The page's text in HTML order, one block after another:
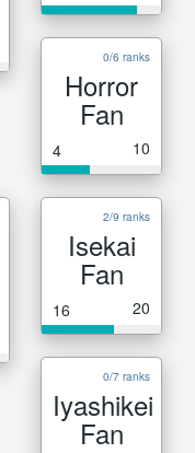
0/6 ranks
Horror
Fan
4 10
2/9 ranks
Isekai
Fan
16 20
0/7 ranks
Iyashikei
Fan